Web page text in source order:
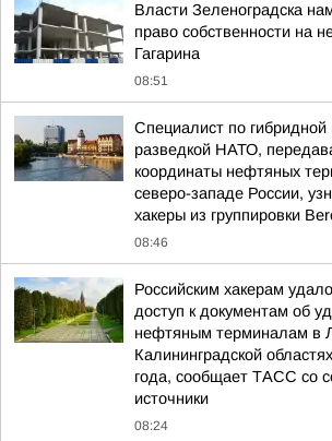
Власти Зеленоградска
право собственности на
Гагарина
08:51
Специалист по
разведкой НАТО,
координаты нефтяных
северо-западе России,
хакеры из группировки
08:46
Российским хакерам
доступ к документам об
нефтяным терминалам в
Калининградской
года, сообщает ТАСС со
источники
08:24